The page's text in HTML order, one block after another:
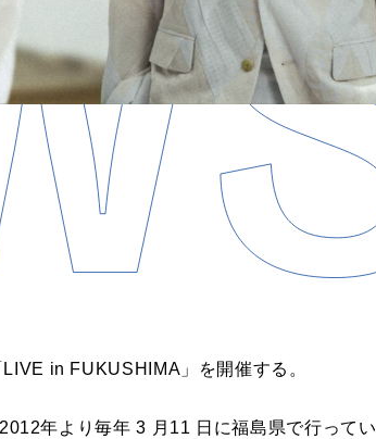
in FUKUSHIMA」を開催する。
年より毎年 3 月11 日に福島県で行ってい